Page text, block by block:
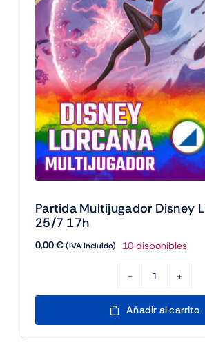
Partida Multijugador Disney
25/7 17h
0,00€(IVA incluido) 10 disponibles
Lorcana
Añadir al carrito